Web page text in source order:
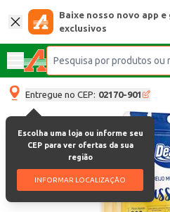
Baixe nosso novo app
exclusivos
Entregue no CEP: 02170-901
Escolha uma loja ou informe seu
CEP para ver ofertas da sua
região
INFORMAR LOCALIZAÇÃO